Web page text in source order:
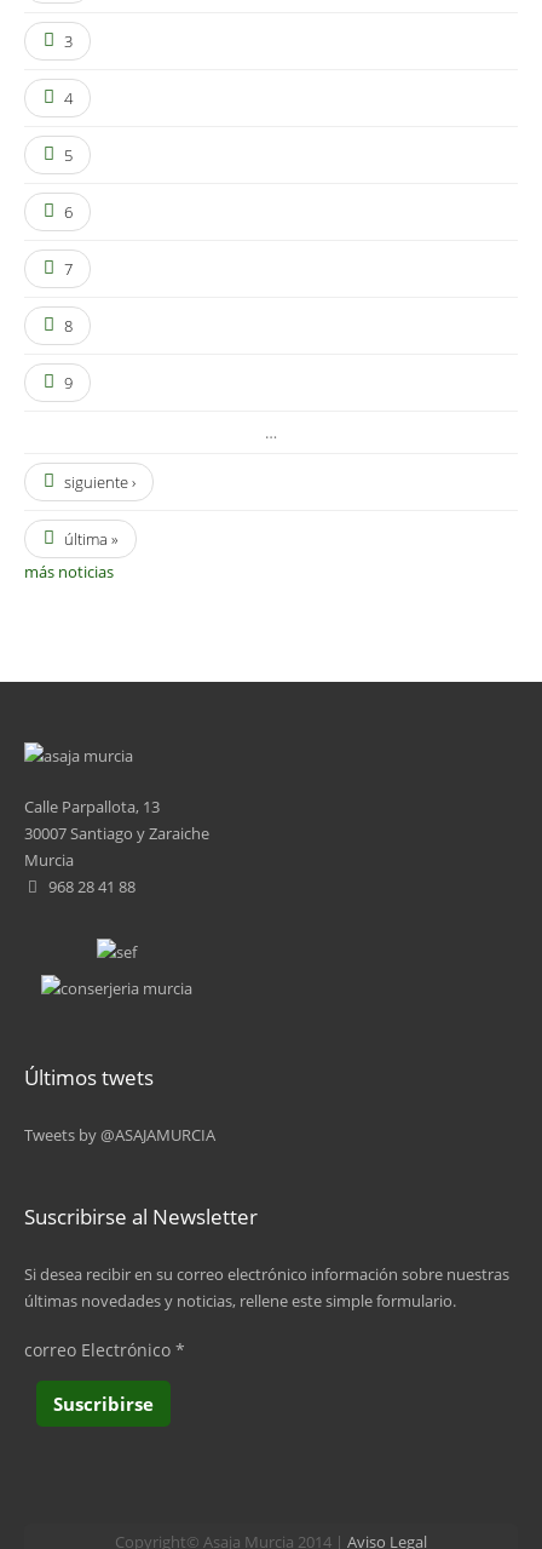
3
4
5
6
7
8
9
…
siguiente ›
última »
más noticias
Calle Parpallota, 13
30007 Santiago y Zaraiche
Murcia
968 28 41 88
Últimos twets
Tweets by @ASAJAMURCIA
Suscribirse al Newsletter
Si desea recibir en su correo electrónico información sobre nuestras
últimas novedades y noticias, rellene este simple formulario.
correo Electrónico *
Copyright© Asaja Murcia 2014 | Aviso Legal